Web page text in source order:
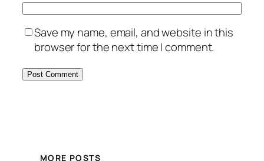
Save my name, email, and website in this
browser for the next time I comment.
MORE POSTS